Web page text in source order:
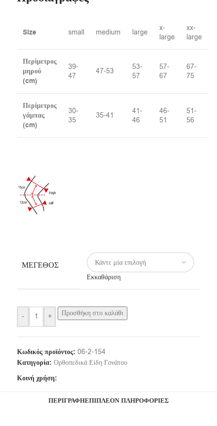
Size small medium large
x-
large
xx-
large
Περίμετρος
μηρού
(cm)
39-
47
47-53
53-
57
57-
67
67-
75
Περίμετρος
γάμπας
(cm)
30-
35
35-41
41-
46
46-
51
51-
56
ΜΈΓΕΘΟΣ
Εκκαθάριση
- + Προσθήκη στο καλάθι
Κωδικός προϊόντος: 06-2-154
Κατηγορία: Ορθοπεδικά Είδη Γονάτου
Κοινή χρήση:
ΠΕΡΙΓΡΑΦΉΕΠΙΠΛΈΟΝ ΠΛΗΡΟΦΟΡΊΕΣ